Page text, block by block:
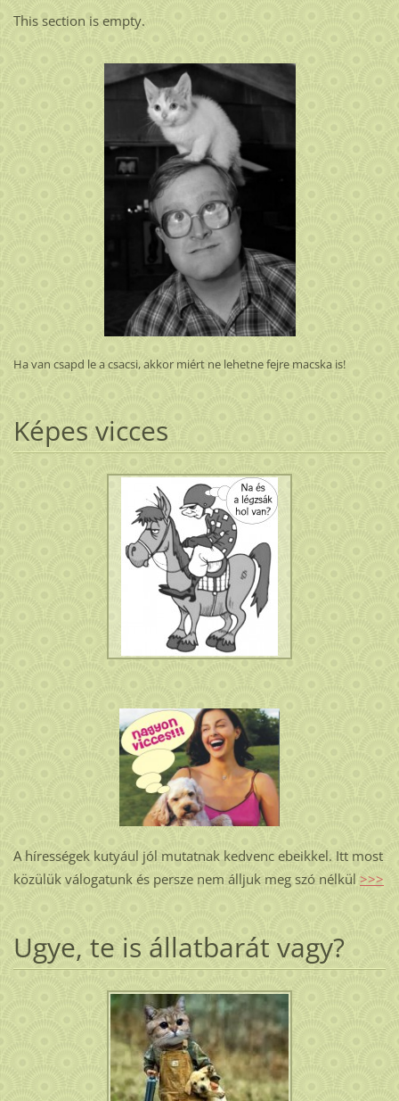
This section is empty.
Ha van csapd le a csacsi, akkor miért ne lehetne fejre macska is!
Képes vicces
A hírességek kutyául jól mutatnak kedvenc ebeikkel. Itt most
közülük válogatunk és persze nem álljuk meg szó nélkül >>>
Ugye, te is állatbarát vagy?